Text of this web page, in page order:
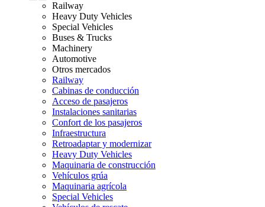
Railway
Heavy Duty Vehicles
Special Vehicles
Buses & Trucks
Machinery
Automotive
Otros mercados
Railway
Cabinas de conducción
Acceso de pasajeros
Instalaciones sanitarias
Confort de los pasajeros
Infraestructura
Retroadaptar y modernizar
Heavy Duty Vehicles
Maquinaria de construcción
Vehículos grúa
Maquinaria agrícola
Special Vehicles